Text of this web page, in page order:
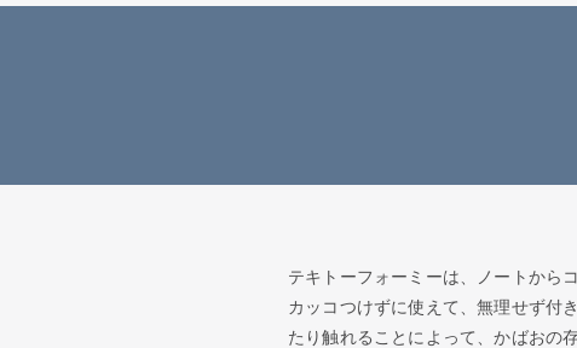
テキトーフォーミーは、ノートから
カッコつけずに使えて、無理せず付
たり触れることによって、かばおの